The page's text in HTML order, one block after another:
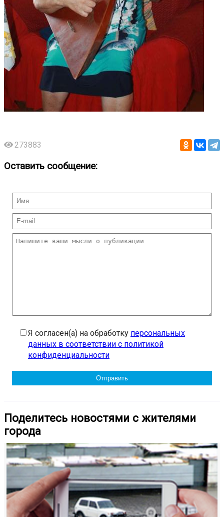
273883
Оставить сообщение:
Я согласен(а) на обработку персональных
данных в соответствии с политикой
конфиденциальности
Поделитесь новостями с жителями
города